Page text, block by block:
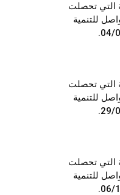
التي تحصلت
للتنمية
التي تحصلت
للتنمية
التي تحصلت
للتنمية